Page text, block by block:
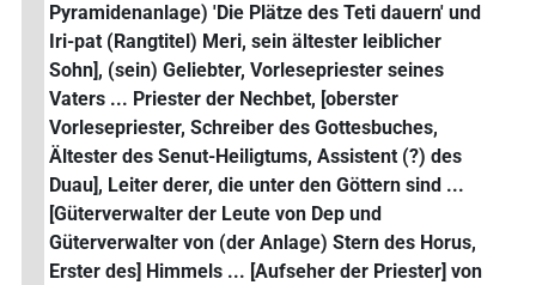
Pyramidenanlage) 'Die Plätze des Teti dauern' und
Iri-pat (Rangtitel) Meri, sein ältester leiblicher
Sohn], (sein) Geliebter, Vorlesepriester seines
Vaters ... Priester der Nechbet, [oberster
Vorlesepriester, Schreiber des Gottesbuches,
Ältester des Senut-Heiligtums, Assistent (?) des
Duau], Leiter derer, die unter den Göttern sind ...
[Güterverwalter der Leute von Dep und
Güterverwalter von (der Anlage) Stern des Horus,
Erster des] Himmels ... [Aufseher der Priester] von